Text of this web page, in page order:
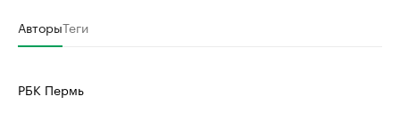
АвторыТеги
РБК Пермь